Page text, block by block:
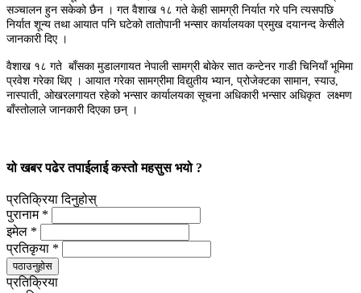
सञ्चालन हुन सकेको छैन । गत वैशाख १८ गते केही सामग्री निर्यात गरे पनि त्यसपछि
निर्यात शून्य तथा आयात पनि घटेको तातोपानी भन्सार कार्यालयका प्रमुख दयानन्द केसीले
जानकारी दिए ।
वैशाख १८ गते बाँसका मुडालगायत नेपाली सामग्री बोकेर सात कन्टेनर गाडी चिनियाँ भूमिमा
प्रवेश गरेका थिए । आयात गरेका सामग्रीमा विद्युतीय भ्यान, प्रोजेक्टका सामान, स्याउ,
नास्पाती, ओखरलगायत रहेको भन्सार कार्यालयका सूचना अधिकारी भन्सार अधिकृत लक्ष्मण
बाँस्तोलाले जानकारी दिएका छन् ।
यो खबर पढेर तपाईलाई कस्तो महसुस भयो ?
प्रतिक्रिया दिनुहोस्
पुरानाम *
इमेल *
प्रतिकृया *
पठाउनुहोस
प्रतिक्रिया